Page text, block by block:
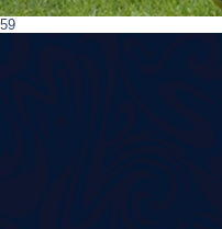
59